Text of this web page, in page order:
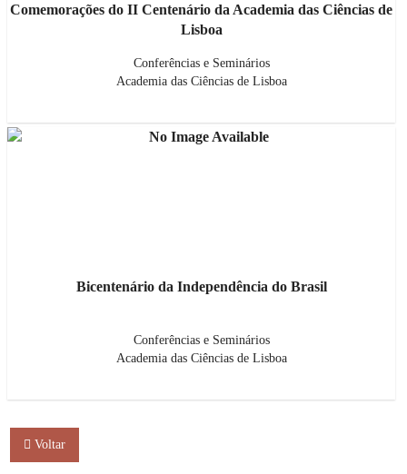
Comemorações do II Centenário da Academia das Ciências de
Lisboa
Conferências e Seminários
Academia das Ciências de Lisboa
Bicentenário da Independência do Brasil
Conferências e Seminários
Academia das Ciências de Lisboa
Voltar